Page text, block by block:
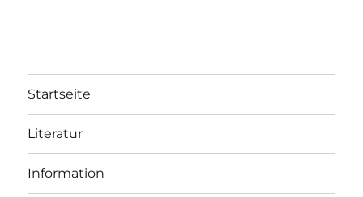
Startseite
Literatur
Information